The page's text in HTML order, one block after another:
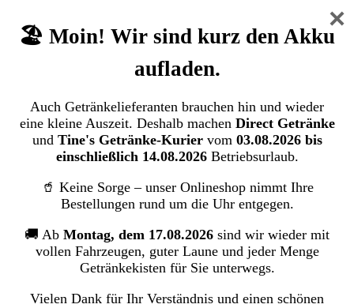
×
🏖️ Moin! Wir sind kurz den Akku
aufladen.
Auch Getränkelieferanten brauchen hin und wieder
eine kleine Auszeit. Deshalb machen Direct Getränke
und Tine's Getränke-Kuriervom 03.08.2026 bis
einschließlich 14.08.2026Betriebsurlaub.
🥤 Keine Sorge – unser Onlineshop nimmt Ihre
Bestellungen rund um die Uhr entgegen.
🚚 Ab Montag, dem 17.08.2026 sind wir wieder mit
vollen Fahrzeugen, guter Laune und jeder Menge
Getränkekisten für Sie unterwegs.
Vielen Dank für Ihr Verständnis und einen schönen